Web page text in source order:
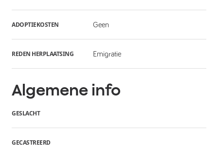
ADOPTIEKOSTEN Geen
REDEN HERPLAATSING Emigratie
Algemene info
GESLACHT
GECASTREERD